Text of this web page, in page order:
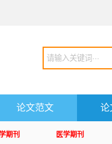
论文范文 论
期刊 医学期刊